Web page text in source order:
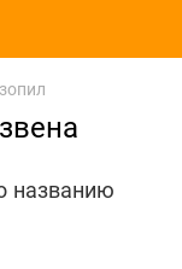
названию